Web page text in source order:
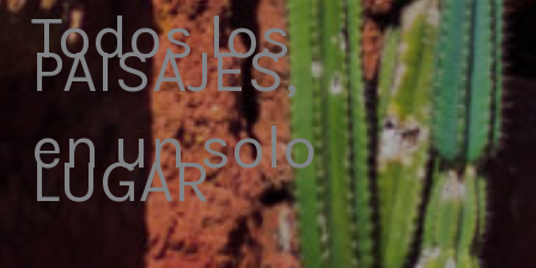
Todos los
PAISAJES,
en un solo
LUGAR